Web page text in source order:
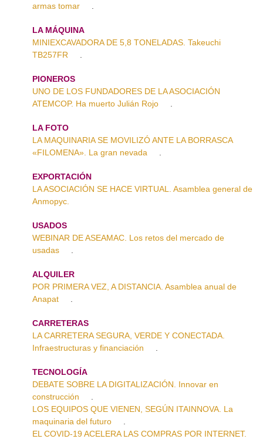
armas tomar
LA MÁQUINA
MINIEXCAVADORA DE 5,8 TONELADAS. Takeuchi
TB257FR
PIONEROS
UNO DE LOS FUNDADORES DE LA ASOCIACIÓN
ATEMCOP. Ha muerto Julián Rojo
LA FOTO
LA MAQUINARIA SE MOVILIZÓ ANTE LA BORRASCA
«FILOMENA». La gran nevada
EXPORTACIÓN
LA ASOCIACIÓN SE HACE VIRTUAL. Asamblea general de
Anmopyc.
USADOS
WEBINAR DE ASEAMAC. Los retos del mercado de
usadas
ALQUILER
POR PRIMERA VEZ, A DISTANCIA. Asamblea anual de
Anapat
CARRETERAS
LA CARRETERA SEGURA, VERDE Y CONECTADA.
Infraestructuras y financiación
TECNOLOGÍA
DEBATE SOBRE LA DIGITALIZACIÓN. Innovar en
construcción
LOS EQUIPOS QUE VIENEN, SEGÚN ITAINNOVA. La
maquinaria del futuro
EL COVID-19 ACELERA LAS COMPRAS POR INTERNET.